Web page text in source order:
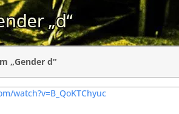
„Gender d“
watch?v=B_QoKTChyuc